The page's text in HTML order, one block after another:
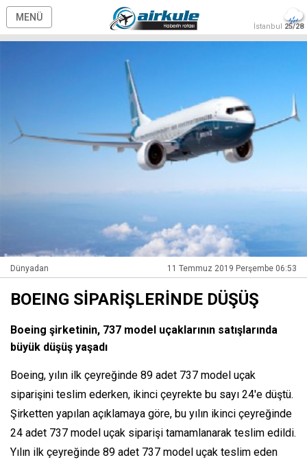
MENÜ
İstanbul 25/28
Dünyadan 11 Temmuz 2019 Perşembe 06:53
BOEING SİPARİŞLERİNDE DÜŞÜŞ
Boeing şirketinin, 737 model uçaklarının satışlarında
büyük düşüş yaşadı
Boeing, yılın ilk çeyreğinde 89 adet 737 model uçak
siparişini teslim ederken, ikinci çeyrekte bu sayı 24'e düştü.
Şirketten yapılan açıklamaya göre, bu yılın ikinci çeyreğinde
24 adet 737 model uçak siparişi tamamlanarak teslim edildi.
Yılın ilk çeyreğinde 89 adet 737 model uçak teslim eden